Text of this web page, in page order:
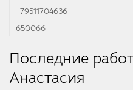
+79511704636
650066
Последние
Анастасия